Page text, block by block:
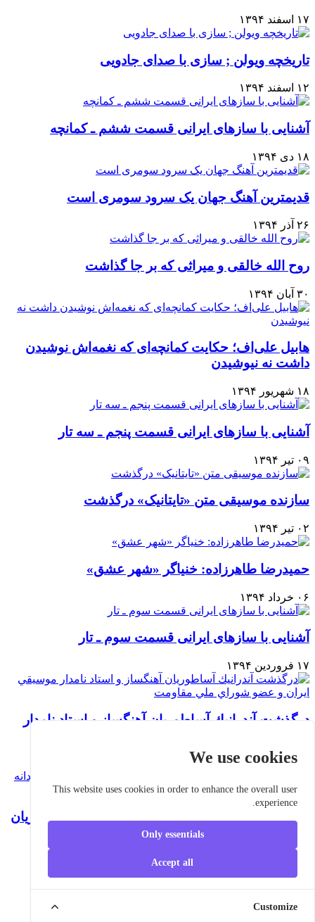
۱۷ اسفند ۱۳۹۴
تاریخچه ویولن ; سازی با صدای جادویی
۱۲ اسفند ۱۳۹۴
آشنایی با سازهای ایرانی قسمت ششم ـ کمانچه
۱۸ دی ۱۳۹۴
قدیمترین آهنگ جهان یک سرود سومری است
۲۶ آذر ۱۳۹۴
روح الله خالقی و میراثی که بر جا گذاشت
۳۰ آبان ۱۳۹۴
هابیل علی‌اف؛ حکایت کمانچه‌ای که نغمه‌اش نوشیدن
داشت نه نیوشیدن
۱۸ شهریور ۱۳۹۴
آشنایی با سازهای ایرانی قسمت پنجم ـ سه تار
۰۹ تیر ۱۳۹۴
سازنده موسیقی متن «تایتانیک» درگذشت
۰۲ تیر ۱۳۹۴
حميدرضا طاهرزاده:‌ خنياگر «شهر عشق»
۰۶ خرداد ۱۳۹۴
آشنایی با سازهای ایرانی قسمت سوم ـ تار
۱۷ فروردین ۱۳۹۴
درگذشت آندرانيك آساطوريان آهنگساز و استاد نامدار
۰۴ اسفند ۱۳۹۳
آهنگساز و استاد برجسته موسيقى، آندرانيك آساطوريان
All rights reserved.
We use cookies
This website uses cookies in order to enhance the overall user
experience.
Only essentials
Accept all
Customize